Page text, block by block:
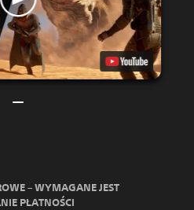
– WYMAGANE JEST
PŁATNOŚCI